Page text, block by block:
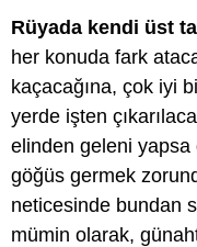
Rüyada kendi üst
her konuda fark
kaçacağına, çok iyi
yerde işten
elinden geleni yapsa
göğüs germek
neticesinde bundan
mümin olarak,